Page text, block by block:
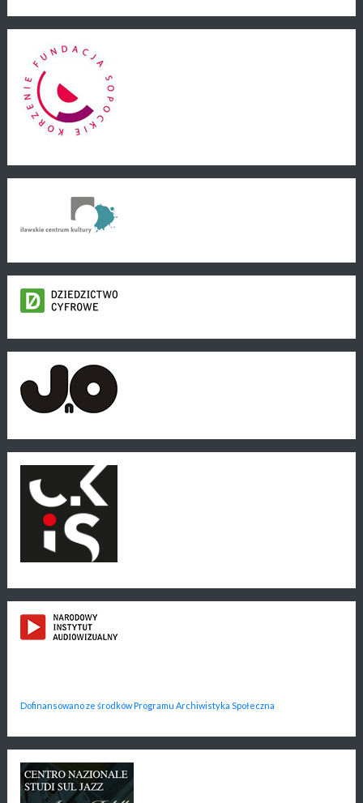
Dofinansowano ze środków Programu Archiwistyka Społeczna